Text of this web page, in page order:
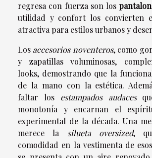
regresa con fuerza son los
utilidad y confort los convierten
atractiva para estilos urbanos y
Los accesorios noventeros, como
y zapatillas voluminosas,
looks, demostrando que la
de la mano con la estética.
faltar los estampados audaces
monotonía y encarnan el
experimental de la década. Una
merece la silueta oversized,
comodidad en la vestimenta de